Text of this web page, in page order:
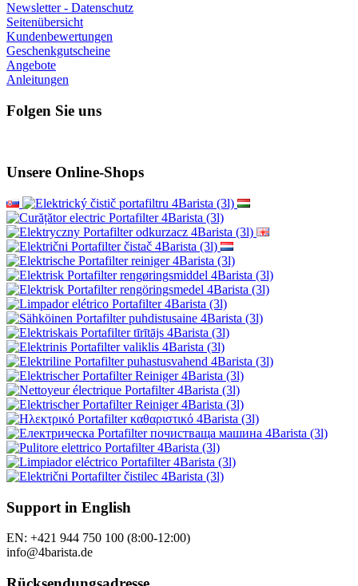
Newsletter - Datenschutz
Seitenübersicht
Kundenbewertungen
Geschenkgutscheine
Angebote
Anleitungen
Folgen Sie uns
Unsere Online-Shops
Support in English
EN: +421 944 750 100 (8:00-12:00)
info@4barista.de